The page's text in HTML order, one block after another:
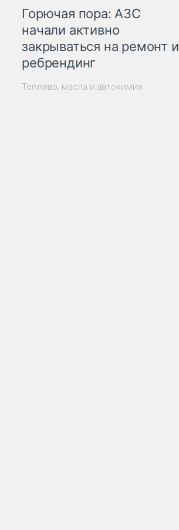
Горючая пора: АЗС
начали активно
закрываться на ремонт и
ребрендинг
Топливо, масла и автохимия